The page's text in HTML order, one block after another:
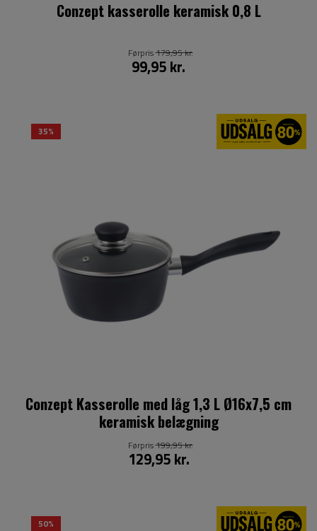
Conzept kasserolle keramisk 0,8 L
99,95 kr.
Førpris179,95 kr.
35%
Conzept Kasserolle med låg 1,3 L Ø16x7,5 cm
keramisk belægning
129,95 kr.
Førpris199,95 kr.
50%